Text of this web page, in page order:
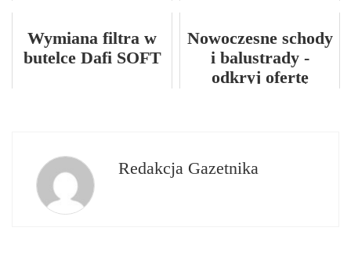
służyły przez
dekady?
podłogowych
Wymiana filtra w
butelce Dafi SOFT
Nowoczesne schody
i balustrady -
odkryj ofertę
Redakcja Gazetnika